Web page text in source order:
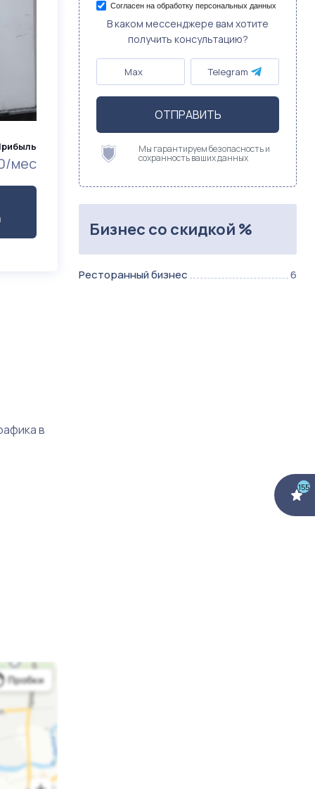
мес
в
Согласен на обработку персональных данных
В каком мессенджере вам хотите
получить консультацию?
Max Telegram
ОТПРАВИТЬ
Мы гарантируем безопасность и
сохранность ваших данных
Бизнес со скидкой %
Ресторанный бизнес 6
155